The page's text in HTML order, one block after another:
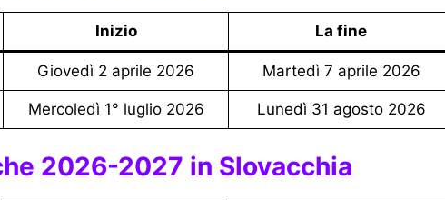
Inizio La fine
Giovedì 2 aprile 2026 Martedì 7 aprile 2026
Mercoledì 1° luglio 2026 Lunedì 31 agosto 2026
2026-2027 in Slovacchia